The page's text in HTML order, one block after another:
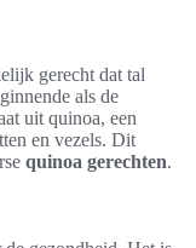
gerecht dat tal
als de
uit quinoa, een
en vezels. Dit
quinoa gerechten.